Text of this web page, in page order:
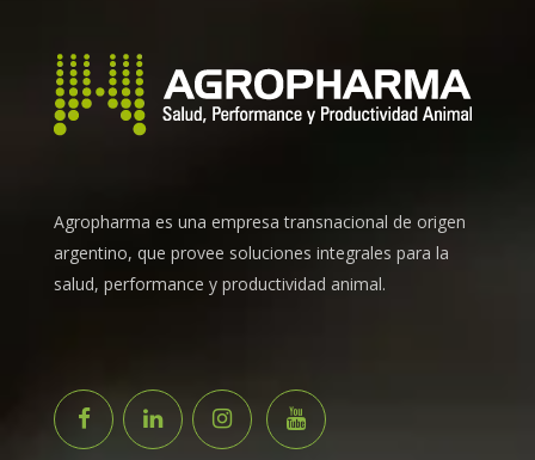
Agropharma es una empresa transnacional de origen
argentino, que provee soluciones integrales para la
salud, performance y productividad animal.